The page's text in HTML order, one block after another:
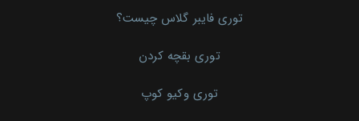
توری فایبر گلاس چیست؟
توری بقچه کردن
توری وکیو کوپ